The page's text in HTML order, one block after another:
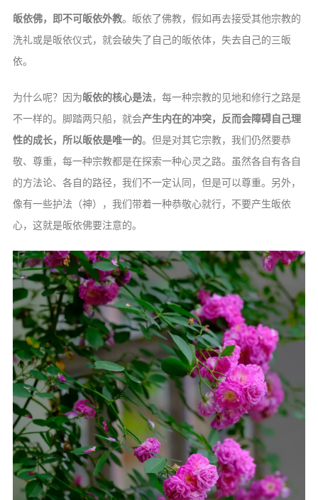
皈依佛，即不可皈依外教。皈依了佛教，假如再去接受其他宗教的
洗礼或是皈依仪式，就会破失了自己的皈依体，失去自己的三皈
依。
为什么呢？因为皈依的核心是法，每一种宗教的见地和修行之路是
不一样的。脚踏两只船，就会产生内在的冲突，反而会障碍自己理
性的成长，所以皈依是唯一的。但是对其它宗教，我们仍然要恭
敬、尊重，每一种宗教都是在探索一种心灵之路。虽然各自有各自
的方法论、各自的路径，我们不一定认同，但是可以尊重。另外，
像有一些护法（神），我们带着一种恭敬心就行，不要产生皈依
心，这就是皈依佛要注意的。